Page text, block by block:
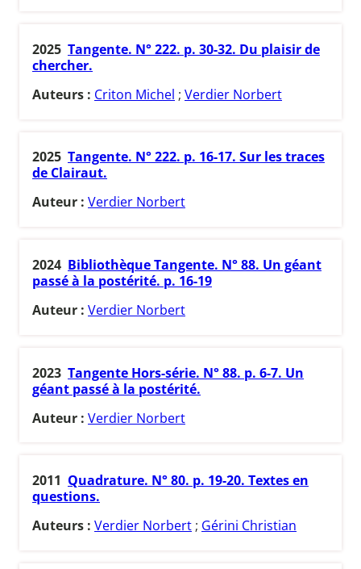
2025 Tangente. N° 222. p. 30-32. Du plaisir de
chercher.
Auteurs : Criton Michel ; Verdier Norbert
2025 Tangente. N° 222. p. 16-17. Sur les traces
de Clairaut.
Auteur : Verdier Norbert
2024 Bibliothèque Tangente. N° 88. Un géant
passé à la postérité. p. 16-19
Auteur : Verdier Norbert
2023 Tangente Hors-série. N° 88. p. 6-7. Un
géant passé à la postérité.
Auteur : Verdier Norbert
2011 Quadrature. N° 80. p. 19-20. Textes en
questions.
Auteurs : Verdier Norbert ; Gérini Christian